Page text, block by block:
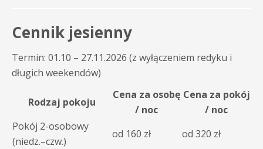
Cennik jesienny
Termin: 01.10 – 27.11.2026 (z wyłączeniem redyku i
długich weekendów)
Rodzaj pokoju
Cena za osobę
/ noc
Cena za pokój
/ noc
Pokój 2-osobowy
(niedz.–czw.)
od 160 zł
od 320 zł